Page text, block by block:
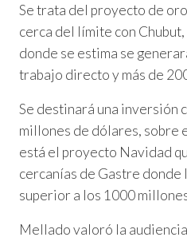
Se trata del proyecto de
cerca del límite con
donde se estima se
trabajo directo y más de
Se destinará una inversión
millones de dólares, sobre
está el proyecto Navidad
cercanías de Gastre donde
superior a los 1000
Mellado valoró la